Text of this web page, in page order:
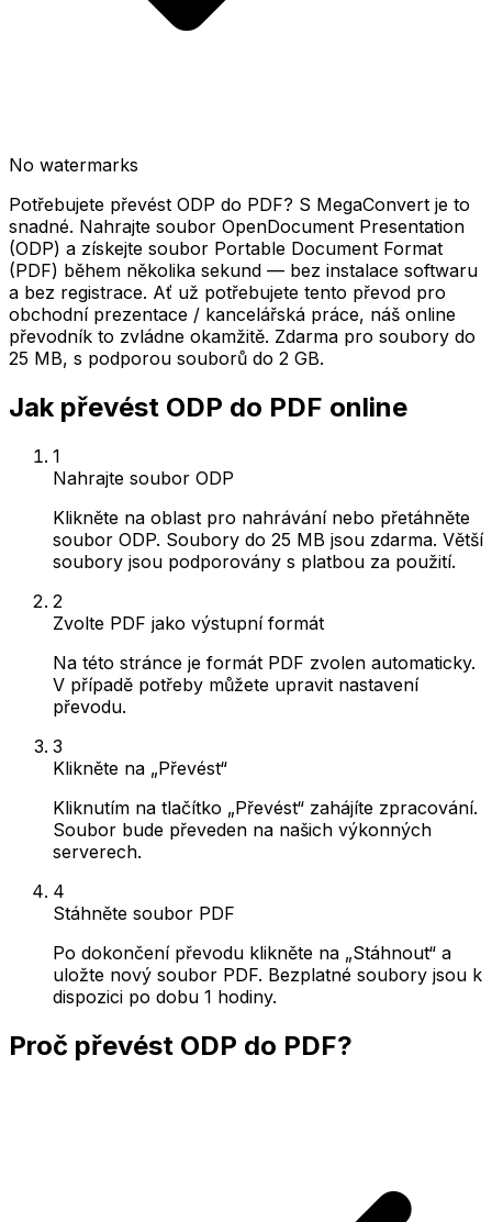
No watermarks
Potřebujete převést ODP do PDF? S MegaConvert je to
snadné. Nahrajte soubor OpenDocument Presentation
(ODP) a získejte soubor Portable Document Format
(PDF) během několika sekund — bez instalace softwaru
a bez registrace. Ať už potřebujete tento převod pro
obchodní prezentace / kancelářská práce, náš online
převodník to zvládne okamžitě. Zdarma pro soubory do
25 MB, s podporou souborů do 2 GB.
Jak převést ODP do PDF online
1
Nahrajte soubor ODP
Klikněte na oblast pro nahrávání nebo přetáhněte
soubor ODP. Soubory do 25 MB jsou zdarma. Větší
soubory jsou podporovány s platbou za použití.
2
Zvolte PDF jako výstupní formát
Na této stránce je formát PDF zvolen automaticky.
V případě potřeby můžete upravit nastavení
převodu.
3
Klikněte na „Převést“
Kliknutím na tlačítko „Převést“ zahájíte zpracování.
Soubor bude převeden na našich výkonných
serverech.
4
Stáhněte soubor PDF
Po dokončení převodu klikněte na „Stáhnout“ a
uložte nový soubor PDF. Bezplatné soubory jsou k
dispozici po dobu 1 hodiny.
Proč převést ODP do PDF?